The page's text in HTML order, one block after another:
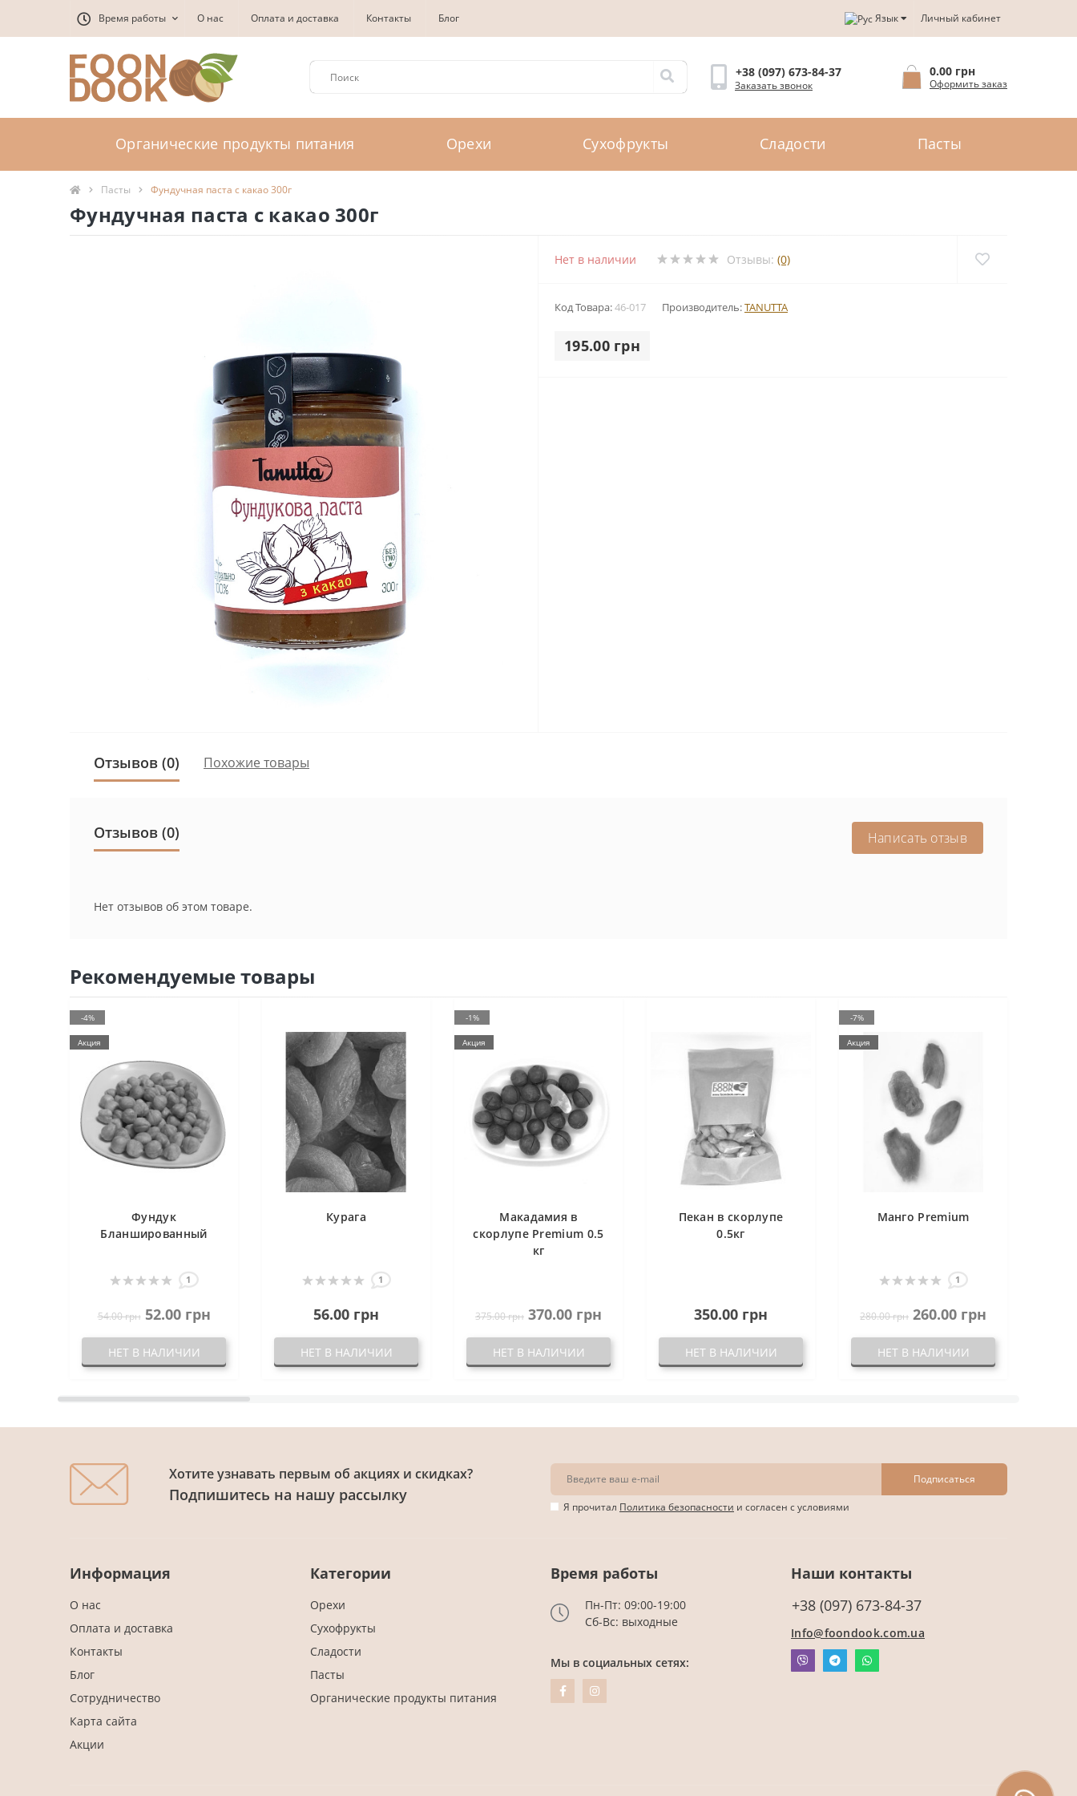
Время работы О нас Оплата и доставка Контакты Блог Язык Личный кабинет
+38 (097) 673-84-37
Заказать звонок
0.00 грн
Оформить заказ
Органические продукты питания Орехи Сухофрукты Сладости Пасты
Пасты Фундучная паста с какао 300г
Фундучная паста с какао 300г
Нет в наличии Отзывы: (0)
Код Товара:46-017 Производитель:TANUTTA
195.00 грн
Отзывов (0) Похожие товары
Отзывов (0) Написать отзыв
Нет отзывов об этом товаре.
Рекомендуемые товары
-4%
Акция
Фундук
Бланшированный
1
54.00 грн 52.00 грн
НЕТ В НАЛИЧИИ
Курага
1
56.00 грн
НЕТ В НАЛИЧИИ
-1%
Акция
Макадамия в
скорлупе Premium 0.5
кг
375.00 грн 370.00 грн
НЕТ В НАЛИЧИИ
Пекан в скорлупе
0.5кг
350.00 грн
НЕТ В НАЛИЧИИ
-7%
Акция
Манго Premium
1
280.00 грн 260.00 грн
НЕТ В НАЛИЧИИ
Хотите узнавать первым об акциях и скидках?
Подпишитесь на нашу рассылку
Подписаться
Я прочитал Политика безопасности и согласен с условиями
Информация
О нас
Оплата и доставка
Контакты
Блог
Сотрудничество
Карта сайта
Акции
Категории
Орехи
Сухофрукты
Сладости
Пасты
Органические продукты питания
Время работы
Пн-Пт: 09:00-19:00
Сб-Вс: выходные
Мы в социальных сетях:
Наши контакты
+38 (097) 673-84-37
Info@foondook.com.ua